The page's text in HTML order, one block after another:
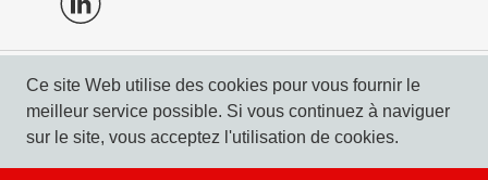
Protection des données
Mentions légales & Compliance
Ce site Web utilise des cookies pour vous fournir le
meilleur service possible. Si vous continuez à naviguer
sur le site, vous acceptez l'utilisation de cookies.